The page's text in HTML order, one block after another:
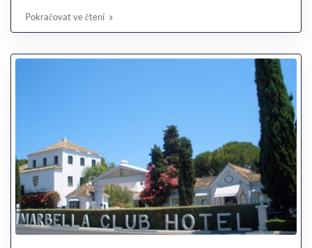
Pokračovat ve čtení